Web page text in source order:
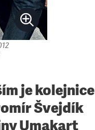
je kolejnice
Švejdík
Umakart